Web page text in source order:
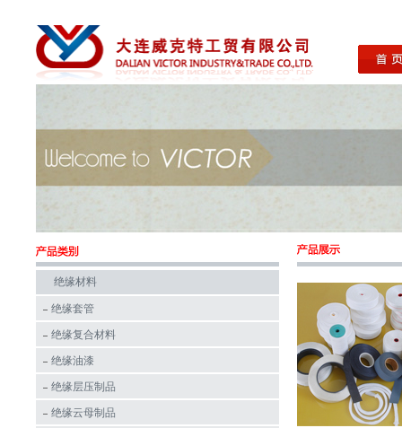
绝缘材料
绝缘套管
绝缘复合材料
绝缘油漆
绝缘层压制品
绝缘云母制品